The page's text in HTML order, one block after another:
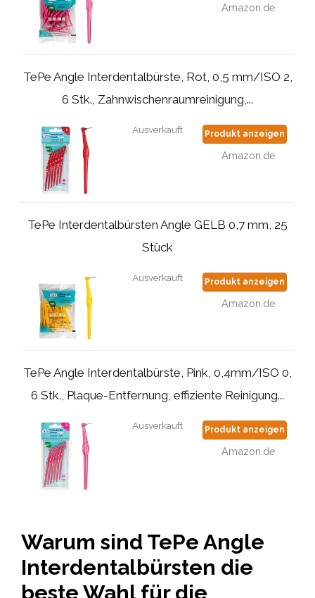
Amazon.de
TePe Angle Interdentalbürste, Rot, 0,5 mm/ISO 2,
6 Stk., Zahnwischenraumreinigung,...
Ausverkauft Produkt anzeigen
Amazon.de
TePe Interdentalbürsten Angle GELB 0,7 mm, 25
Stück
Ausverkauft Produkt anzeigen
Amazon.de
TePe Angle Interdentalbürste, Pink, 0,4mm/ISO 0,
6 Stk., Plaque-Entfernung, effiziente Reinigung...
Ausverkauft Produkt anzeigen
Amazon.de
Warum sind TePe Angle
Interdentalbürsten die
beste Wahl für die